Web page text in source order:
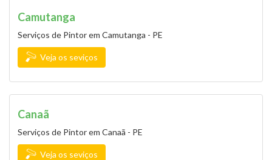
Camutanga
Serviços de Pintor em Camutanga - PE
Veja os seviços
Canaã
Serviços de Pintor em Canaã - PE
Veja os seviços